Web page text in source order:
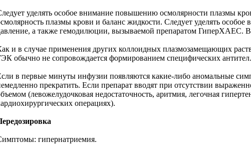
уделять особое внимание повышению осмолярности плазмы
плазмы крови и баланс жидкости. Следует уделять
а также гемодилюции, вызываемой препаратом ГиперХАЕС.
и в случае применения других коллоидных плазмозамещающих
обычно не сопровождается формированием специфических
в первые минуты инфузии появляются какие-либо аномальные
прекратить. Если препарат вводят при отсутствии
(левожелудочковая недостаточность, аритмия, легочная
операциях).
гипернатриемия.